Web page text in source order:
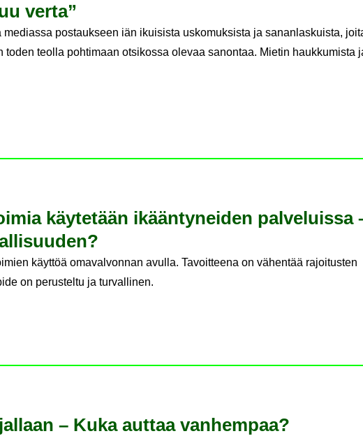
verta”
postaukseen iän ikuisista uskomuksista ja sananlaskuista,
teolla pohtimaan otsikossa olevaa sanontaa. Mietin haukkumista
käy­te­tään ikään­ty­nei­den pal­ve­luis­sa
käyttöä omavalvonnan avulla. Tavoitteena on vähentää rajoitusten
on perusteltu ja turvallinen.
– Kuka aut­taa van­hem­paa?